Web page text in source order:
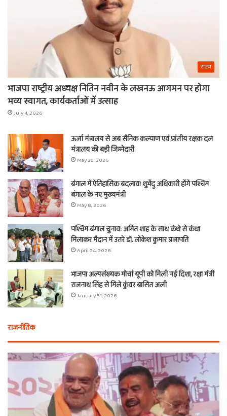
राज्य
भाजपा राष्ट्रीय अध्यक्ष नितिन नवीन के लखनऊ आगमन पर होगा
भव्य स्वागत, कार्यकर्ताओं में उत्साह
July 4, 2026
ऊर्जा मंत्रालय से अब सैनिक कल्याण एवं प्रांतीय रक्षक दल
मंत्रालय की बड़ी जिम्मेदारी
May 25, 2026
बंगाल में ऐतिहासिक बदलाव! शुभेंदु अधिकारी होंगे पश्चिम
बंगाल के नए मुख्यमंत्री
May 8, 2026
पश्चिम बंगाल चुनाव: अमित शाह के साथ कंधे से कंधा
मिलाकर मैदान में उतरे डॉ. लोकेश कुमार प्रजापति
April 24, 2026
भाजपा अल्पसंख्यक मोर्चा यूपी को मिली नई दिशा, रक्षा मंत्री
राजनाथ सिंह से मिले कुंवर बासित अली
January 31, 2026
राजनीतिक